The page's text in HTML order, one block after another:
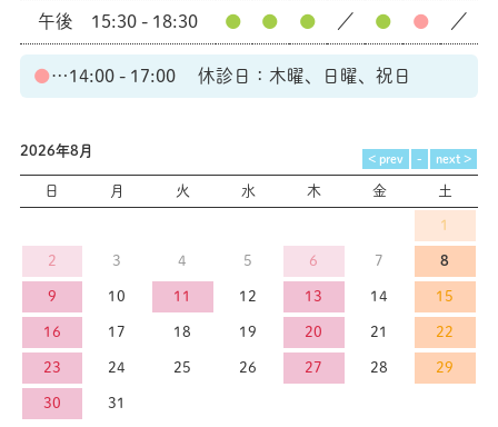
午後 15:30 - 18:30 ● ● ● ／ ● ● ／
●…14:00 - 17:00 休診日：木曜、日曜、祝日
2026年8月
日 月 火 水 木 金 土
1
2 3 4 5 6 7 8
9 10 11 12 13 14 15
16 17 18 19 20 21 22
23 24 25 26 27 28 29
30 31